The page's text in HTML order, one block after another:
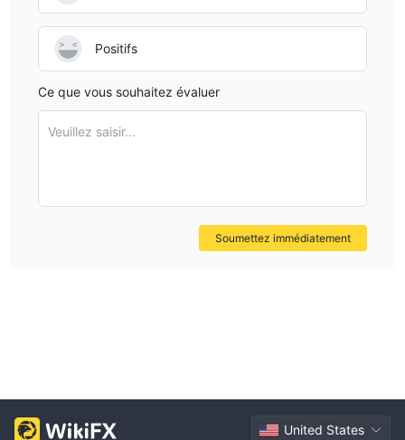
Positifs
Ce que vous souhaitez évaluer
Veuillez saisir...
Soumettez immédiatement
United States